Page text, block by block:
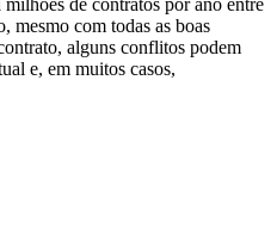
de contratos por ano entre
mesmo com todas as boas
alguns conflitos podem
e, em muitos casos,